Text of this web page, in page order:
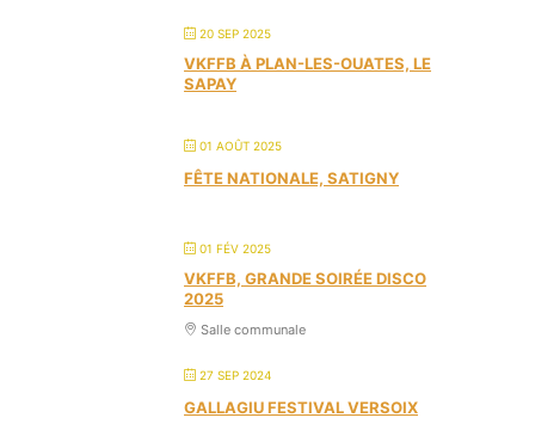
20 SEP 2025
VKFFB À PLAN-LES-OUATES, LE
SAPAY
01 AOÛT 2025
FÊTE NATIONALE, SATIGNY
01 FÉV 2025
VKFFB, GRANDE SOIRÉE DISCO
2025
Salle communale
27 SEP 2024
GALLAGIU FESTIVAL VERSOIX